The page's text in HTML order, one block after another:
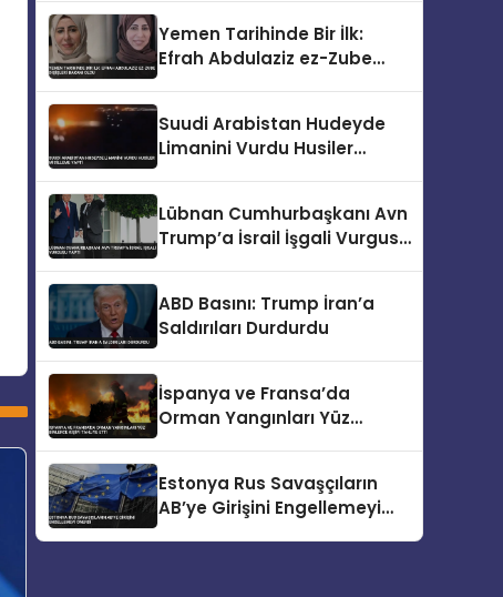
Yemen Tarihinde Bir İlk:
Efrah Abdulaziz ez-Zube
Suudi Arabistan Hudeyde
Limanini Vurdu Husiler
Lübnan Cumhurbaşkanı Avn
Trump’a İsrail İşgali Vurgusu
ABD Basını: Trump İran’a
Saldırıları Durdurdu
İspanya ve Fransa’da
Orman Yangınları Yüz
Estonya Rus Savaşçıların
AB’ye Girişini Engellemeyi